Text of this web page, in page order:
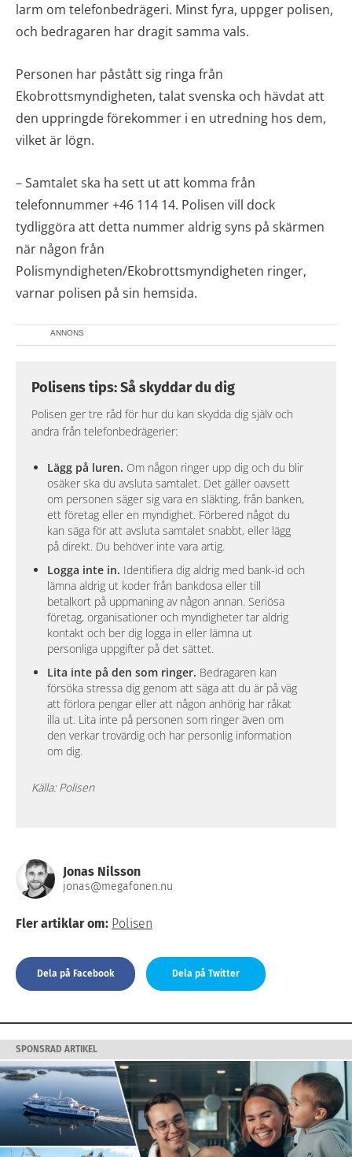
larm om telefonbedrägeri. Minst fyra, uppger polisen,
och bedragaren har dragit samma vals.
Personen har påstått sig ringa från
Ekobrottsmyndigheten, talat svenska och hävdat att
den uppringde förekommer i en utredning hos dem,
vilket är lögn.
– Samtalet ska ha sett ut att komma från
telefonnummer +46 114 14. Polisen vill dock
tydliggöra att detta nummer aldrig syns på skärmen
när någon från
Polismyndigheten/Ekobrottsmyndigheten ringer,
varnar polisen på sin hemsida.
ANNONS
Polisens tips: Så skyddar du dig
Polisen ger tre råd för hur du kan skydda dig själv och
andra från telefonbedrägerier:
Lägg på luren. Om någon ringer upp dig och du blir
osäker ska du avsluta samtalet. Det gäller oavsett
om personen säger sig vara en släkting, från banken,
ett företag eller en myndighet. Förbered något du
kan säga för att avsluta samtalet snabbt, eller lägg
på direkt. Du behöver inte vara artig.
Logga inte in. Identifiera dig aldrig med bank-id och
lämna aldrig ut koder från bankdosa eller till
betalkort på uppmaning av någon annan. Seriösa
företag, organisationer och myndigheter tar aldrig
kontakt och ber dig logga in eller lämna ut
personliga uppgifter på det sättet.
Lita inte på den som ringer. Bedragaren kan
försöka stressa dig genom att säga att du är på väg
att förlora pengar eller att någon anhörig har råkat
illa ut. Lita inte på personen som ringer även om
den verkar trovärdig och har personlig information
om dig.
Källa: Polisen
Jonas Nilsson
jonas@megafonen.nu
Fler artiklar om: Polisen
Dela på Facebook Dela på Twitter
SPONSRAD ARTIKEL